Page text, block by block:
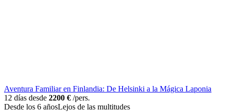
Aventura Familiar en Finlandia: De Helsinki a la Mágica Laponia
12 días desde 2200 € /pers.
Desde los 6 añosLejos de las multitudes